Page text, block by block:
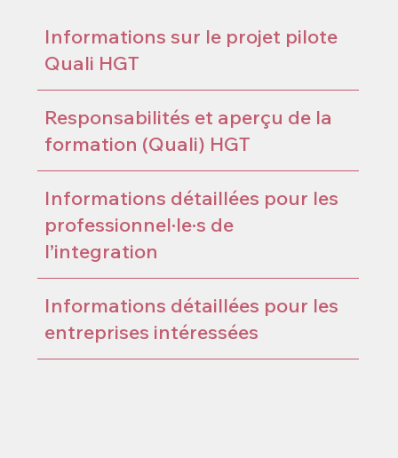
Informations sur le projet pilote
Quali HGT
Responsabilités et aperçu de la
formation (Quali) HGT
Informations détaillées pour les
professionnel·le·s de
l’integration
Informations détaillées pour les
entreprises intéressées